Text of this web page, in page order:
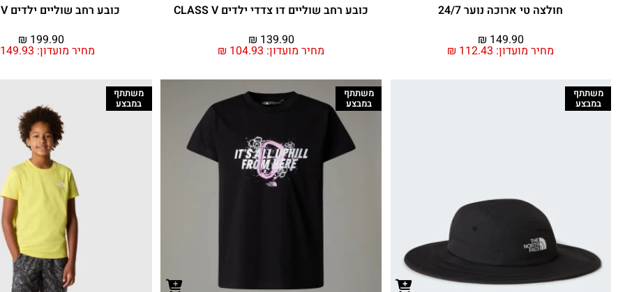
חולצה טי ארוכה נוער 24/7
מחיר מועדון: ₪ 112.43
₪ 149.90
כובע רחב שוליים דו צדדי ילדים CLASS V
מחיר מועדון: ₪ 104.93
₪ 139.90
כובע רחב שוליים ילדים CLASS V
מחיר מועדון: 149.93
₪ 199.90
משתתף
במבצע
משתתף
במבצע
משתתף
במבצע